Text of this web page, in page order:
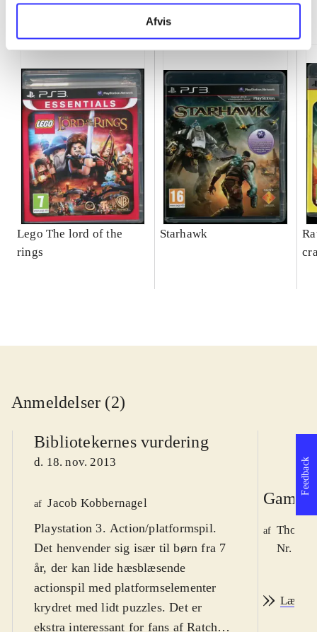
Afvis
Minder om
Lego The lord of the
rings
Starhawk
Anmeldelser (2)
Bibliotekernes vurdering
d. 18. nov. 2013
af Jacob Kobbernagel
Playstation 3. Action/platformspil.
Det henvender sig især til børn fra 7
år, der kan lide hæsblæsende
actionspil med platformselementer
krydret med lidt puzzles. Det er
ekstra interessant for fans af Ratchet
Game
af
Nr.
Læs
Feedback